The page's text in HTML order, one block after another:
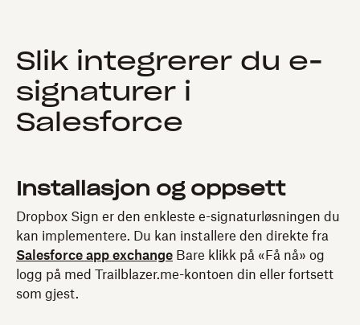
Slik integrerer du e-
signaturer i
Salesforce
Installasjon og oppsett
Dropbox Sign er den enkleste e-signaturløsningen du
kan implementere. Du kan installere den direkte fra
Salesforce app exchange Bare klikk på «Få nå» og
logg på med Trailblazer.me-kontoen din eller fortsett
som gjest.